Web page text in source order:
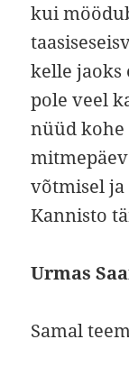
kui
kelle jaoks
pole veel
nüüd kohe
võtmisel ja
Kannisto
Urmas
Samal